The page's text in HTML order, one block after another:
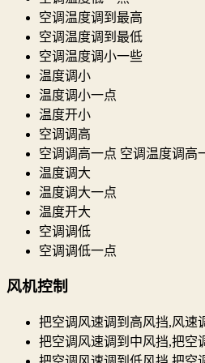
空调温度调到最高
空调温度调到最低
空调温度调小一些
温度调小
温度调小一点
温度开小
空调调高
空调调高一点 空调温度调高
温度调大
温度调大一点
温度开大
空调调低
空调调低一点
风机控制
把空调风速调到高风挡,风速
把空调风速调到中风挡,把空